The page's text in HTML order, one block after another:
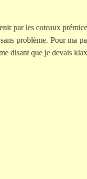
par les coteaux
problème. Pour ma
disant que je devais